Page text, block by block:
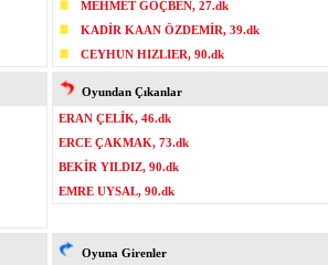
MEHMET GÖÇBEN, 27.dk
KADİR KAAN ÖZDEMİR, 39.dk
CEYHUN HIZLIER, 90.dk
Oyundan Çıkanlar
ERAN ÇELİK, 46.dk
ERCE ÇAKMAK, 73.dk
BEKİR YILDIZ, 90.dk
EMRE UYSAL, 90.dk
Oyuna Girenler